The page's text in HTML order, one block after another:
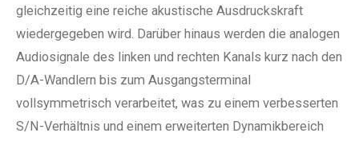
gleichzeitig eine reiche akustische Ausdruckskraft
wiedergegeben wird. Darüber hinaus werden die analogen
Audiosignale des linken und rechten Kanals kurz nach den
D/A-Wandlern bis zum Ausgangsterminal
vollsymmetrisch verarbeitet, was zu einem verbesserten
S/N-Verhältnis und einem erweiterten Dynamikbereich